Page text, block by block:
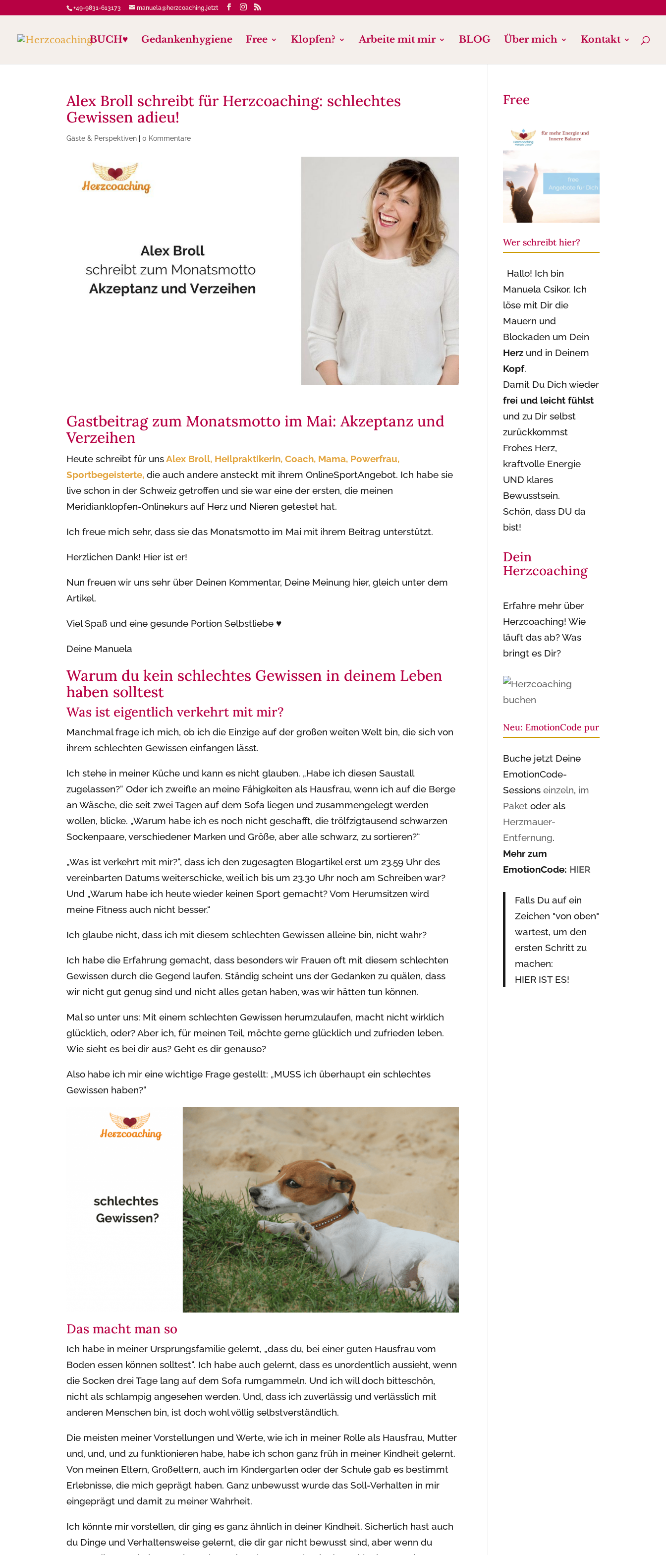
+49-9831-613173 manuela@herzcoaching.jetzt
BUCH♥️ Gedankenhygiene Free Klopfen? Arbeite mit mir BLOG Über mich Kontakt
Alex Broll schreibt für Herzcoaching: schlechtes
Gewissen adieu!
Gäste & Perspektiven |0 Kommentare
Gastbeitrag zum Monatsmotto im Mai: Akzeptanz und
Verzeihen
Heute schreibt für unsAlex Broll, Heilpraktikerin, Coach, Mama, Powerfrau,
Sportbegeisterte, die auch andere ansteckt mit ihrem OnlineSportAngebot. Ich habe sie
live schon in der Schweiz getroffen und sie war eine der ersten, die meinen
Meridianklopfen-Onlinekurs auf Herz und Nieren getestet hat.
Ich freue mich sehr, dass sie das Monatsmotto im Mai mit ihrem Beitrag unterstützt.
Herzlichen Dank! Hier ist er!
Nun freuen wir uns sehr über Deinen Kommentar, Deine Meinung hier, gleich unter dem
Artikel.
Viel Spaß und eine gesunde Portion Selbstliebe ♥
Deine Manuela
Warum du kein schlechtes Gewissen in deinem Leben
haben solltest
Was ist eigentlich verkehrt mit mir?
Manchmal frage ich mich, ob ich die Einzige auf der großen weiten Welt bin, die sich von
ihrem schlechten Gewissen einfangen lässt.
Ich stehe in meiner Küche und kann es nicht glauben. „Habe ich diesen Saustall
zugelassen?“ Oder ich zweifle an meine Fähigkeiten als Hausfrau, wenn ich auf die Berge
an Wäsche, die seit zwei Tagen auf dem Sofa liegen und zusammengelegt werden
wollen, blicke. „Warum habe ich es noch nicht geschafft, die trölfzigtausend schwarzen
Sockenpaare, verschiedener Marken und Größe, aber alle schwarz, zu sortieren?“
„Was ist verkehrt mit mir?“, dass ich den zugesagten Blogartikel erst um 23.59 Uhr des
vereinbarten Datums weiterschicke, weil ich bis um 23.30 Uhr noch am Schreiben war?
Und „Warum habe ich heute wieder keinen Sport gemacht? Vom Herumsitzen wird
meine Fitness auch nicht besser.“
Ich glaube nicht, dass ich mit diesem schlechten Gewissen alleine bin, nicht wahr?
Ich habe die Erfahrung gemacht, dass besonders wir Frauen oft mit diesem schlechten
Gewissen durch die Gegend laufen. Ständig scheint uns der Gedanken zu quälen, dass
wir nicht gut genug sind und nicht alles getan haben, was wir hätten tun können.
Mal so unter uns: Mit einem schlechten Gewissen herumzulaufen, macht nicht wirklich
glücklich, oder? Aber ich, für meinen Teil, möchte gerne glücklich und zufrieden leben.
Wie sieht es bei dir aus? Geht es dir genauso?
Also habe ich mir eine wichtige Frage gestellt: „MUSS ich überhaupt ein schlechtes
Gewissen haben?“
Das macht man so
Ich habe in meiner Ursprungsfamilie gelernt, „dass du, bei einer guten Hausfrau vom
Boden essen können solltest“. Ich habe auch gelernt, dass es unordentlich aussieht, wenn
die Socken drei Tage lang auf dem Sofa rumgammeln. Und ich will doch bitteschön,
nicht als schlampig angesehen werden. Und, dass ich zuverlässig und verlässlich mit
anderen Menschen bin, ist doch wohl völlig selbstverständlich.
Die meisten meiner Vorstellungen und Werte, wie ich in meiner Rolle als Hausfrau, Mutter
und, und, und zu funktionieren habe, habe ich schon ganz früh in meiner Kindheit gelernt.
Von meinen Eltern, Großeltern, auch im Kindergarten oder der Schule gab es bestimmt
Erlebnisse, die mich geprägt haben. Ganz unbewusst wurde das Soll-Verhalten in mir
eingeprägt und damit zu meiner Wahrheit.
Ich könnte mir vorstellen, dir ging es ganz ähnlich in deiner Kindheit. Sicherlich hast auch
du Dinge und Verhaltensweise gelernt, die dir gar nicht bewusst sind, aber wenn du
Free
Wer schreibt hier?
Hallo! Ich bin
Manuela Csikor. Ich
löse mit Dir die
Mauern und
Blockaden um Dein
Herz und in Deinem
Kopf.
Damit Du Dich wieder
frei und leicht fühlst
und zu Dir selbst
zurückkommst
Frohes Herz,
kraftvolle Energie
UND klares
Bewusstsein.
Schön, dass DU da
bist!
Dein
Herzcoaching
Erfahre mehr über
Herzcoaching! Wie
läuft das ab? Was
bringt es Dir?
Neu: EmotionCode pur
Buche jetzt Deine
EmotionCode-
Sessionseinzeln, im
Paket oder als
Herzmauer-
Entfernung.
Mehr zum
EmotionCode: HIER
Falls Du auf ein
Zeichen "von oben"
wartest, um den
ersten Schritt zu
machen:
HIER IST ES!